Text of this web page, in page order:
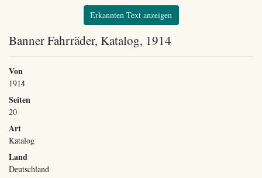
Erkannten Text anzeigen
Banner Fahrräder, Katalog, 1914
Von
1914
Seiten
20
Art
Katalog
Land
Deutschland